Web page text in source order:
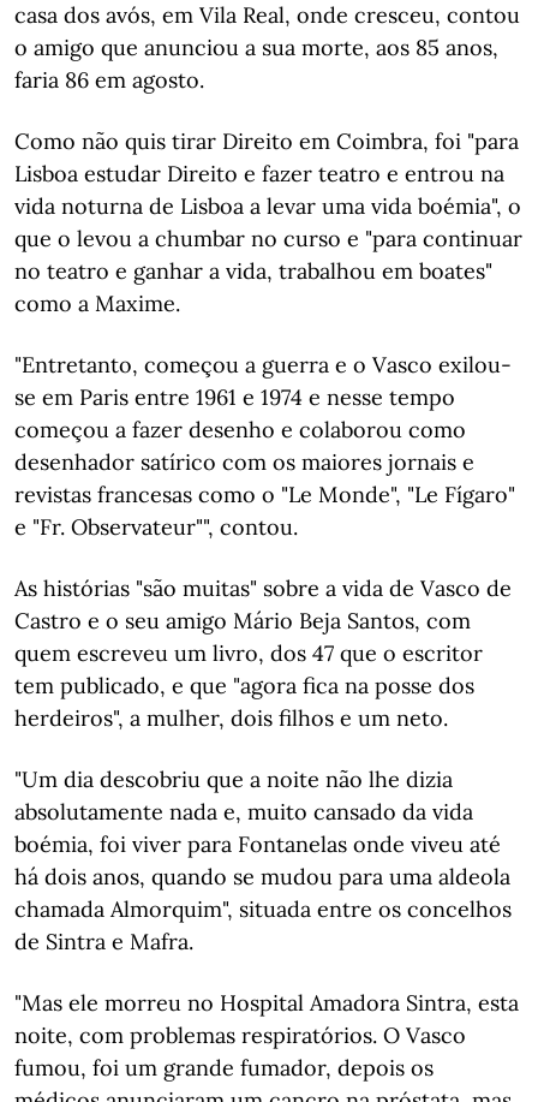
casa dos avós, em Vila Real, onde cresceu, contou
o amigo que anunciou a sua morte, aos 85 anos,
faria 86 em agosto.
Como não quis tirar Direito em Coimbra, foi "para
Lisboa estudar Direito e fazer teatro e entrou na
vida noturna de Lisboa a levar uma vida boémia", o
que o levou a chumbar no curso e "para continuar
no teatro e ganhar a vida, trabalhou em boates"
como a Maxime.
"Entretanto, começou a guerra e o Vasco exilou-
se em Paris entre 1961 e 1974 e nesse tempo
começou a fazer desenho e colaborou como
desenhador satírico com os maiores jornais e
revistas francesas como o "Le Monde", "Le Fígaro"
e "Fr. Observateur"", contou.
As histórias "são muitas" sobre a vida de Vasco de
Castro e o seu amigo Mário Beja Santos, com
quem escreveu um livro, dos 47 que o escritor
tem publicado, e que "agora fica na posse dos
herdeiros", a mulher, dois filhos e um neto.
"Um dia descobriu que a noite não lhe dizia
absolutamente nada e, muito cansado da vida
boémia, foi viver para Fontanelas onde viveu até
há dois anos, quando se mudou para uma aldeola
chamada Almorquim", situada entre os concelhos
de Sintra e Mafra.
"Mas ele morreu no Hospital Amadora Sintra, esta
noite, com problemas respiratórios. O Vasco
fumou, foi um grande fumador, depois os